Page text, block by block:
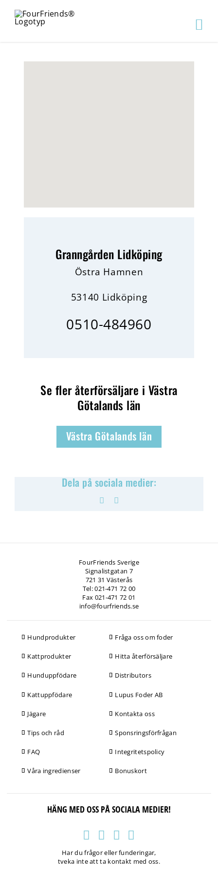
Granngården Lidköping
Östra Hamnen
53140 Lidköping
0510-484960
Se fler återförsäljare i Västra
Götalands län
Västra Götalands län
Dela på sociala medier:
Facebook
FourFriends Sverige
Signalistgatan 7
721 31 Västerås
Tel: 021-471 72 00
Fax 021-471 72 01
info@fourfriends.se
Hundprodukter
Kattprodukter
Hunduppfödare
Kattuppfödare
Jägare
Tips och råd
FAQ
Våra ingredienser
Fråga oss om foder
Hitta återförsäljare
Distributors
Lupus Foder AB
Kontakta oss
Sponsringsförfrågan
Integritetspolicy
Bonuskort
HÄNG MED OSS PÅ SOCIALA MEDIER!
Har du frågor eller funderingar,
tveka inte att ta kontakt med oss.